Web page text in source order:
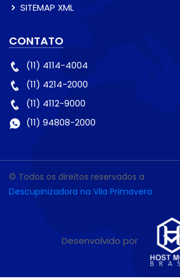
SITEMAP XML
CONTATO
(11) 4114-4004
(11) 4214-2000
(11) 4112-9000
(11) 94808-2000
© Todos os direitos reservados a
Descupinizadora na Vila Primavera
Desenvolvido por